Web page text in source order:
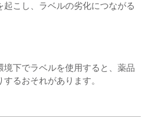
こし、ラベルの劣化につながる
下でラベルを使用すると、薬品
るおそれがあります。